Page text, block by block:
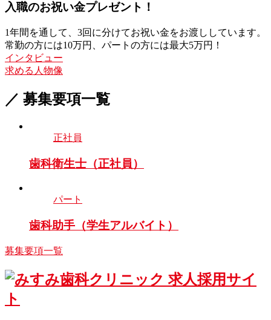
入職のお祝い金プレゼント！
1年間を通して、3回に分けてお祝い金をお渡ししています。
常勤の方には10万円、パートの方には最大5万円！
インタビュー
求める人物像
／ 募集要項一覧
正社員
歯科衛生士（正社員）
パート
歯科助手（学生アルバイト）
募集要項一覧